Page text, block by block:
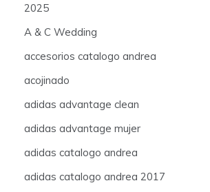
2025
A & C Wedding
accesorios catalogo andrea
acojinado
adidas advantage clean
adidas advantage mujer
adidas catalogo andrea
adidas catalogo andrea 2017